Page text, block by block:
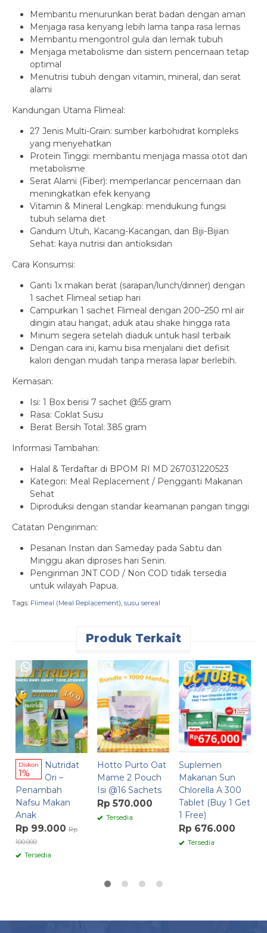
Membantu menurunkan berat badan dengan aman
Menjaga rasa kenyang lebih lama tanpa rasa lemas
Membantu mengontrol gula dan lemak tubuh
Menjaga metabolisme dan sistem pencernaan tetap
optimal
Menutrisi tubuh dengan vitamin, mineral, dan serat
alami
Kandungan Utama Flimeal:
27 Jenis Multi-Grain: sumber karbohidrat kompleks
yang menyehatkan
Protein Tinggi: membantu menjaga massa otot dan
metabolisme
Serat Alami (Fiber): memperlancar pencernaan dan
meningkatkan efek kenyang
Vitamin & Mineral Lengkap: mendukung fungsi
tubuh selama diet
Gandum Utuh, Kacang-Kacangan, dan Biji-Bijian
Sehat: kaya nutrisi dan antioksidan
Cara Konsumsi:
Ganti 1x makan berat (sarapan/lunch/dinner) dengan
1 sachet Flimeal setiap hari
Campurkan 1 sachet Flimeal dengan 200–250 ml air
dingin atau hangat, aduk atau shake hingga rata
Minum segera setelah diaduk untuk hasil terbaik
Dengan cara ini, kamu bisa menjalani diet defisit
kalori dengan mudah tanpa merasa lapar berlebih.
Kemasan:
Isi: 1 Box berisi 7 sachet @55 gram
Rasa: Coklat Susu
Berat Bersih Total: 385 gram
Informasi Tambahan:
Halal & Terdaftar di BPOM RI MD 267031220523
Kategori: Meal Replacement / Pengganti Makanan
Sehat
Diproduksi dengan standar keamanan pangan tinggi
Catatan Pengiriman:
Pesanan Instan dan Sameday pada Sabtu dan
Minggu akan diproses hari Senin.
Pengiriman JNT COD / Non COD tidak tersedia
untuk wilayah Papua.
Tags: Flimeal (Meal Replacement), susu sereal
Produk Terkait
Diskon
1%
Nutridat
Ori –
Penambah
Nafsu Makan
Anak
Rp 99.000 Rp
100.000
Tersedia
Hotto Purto Oat
Mame 2 Pouch
Isi @16 Sachets
Rp 570.000
Tersedia
Suplemen
Makanan Sun
Chlorella A 300
Tablet (Buy 1 Get
1 Free)
Rp 676.000
Tersedia